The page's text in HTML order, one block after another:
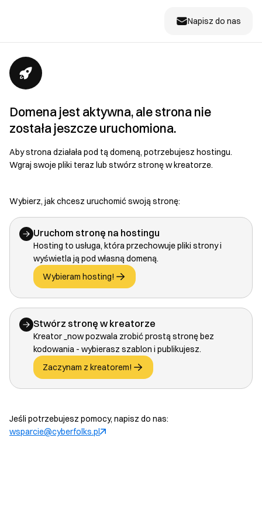
Napisz do nas
Domena jest aktywna, ale strona nie
została jeszcze uruchomiona.
Aby strona działała pod tą domeną, potrzebujesz hostingu.
Wgraj swoje pliki teraz lub stwórz stronę w kreatorze.
Wybierz, jak chcesz uruchomić swoją stronę:
Uruchom stronę na hostingu
Hosting to usługa, która przechowuje pliki strony i
wyświetla ją pod własną domeną.
Wybieram hosting!
Stwórz stronę w kreatorze
Kreator _now pozwala zrobić prostą stronę bez
kodowania - wybierasz szablon i publikujesz.
Zaczynam z kreatorem!
Jeśli potrzebujesz pomocy, napisz do nas:
wsparcie@cyberfolks.pl